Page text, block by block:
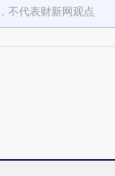
不代表财新网观点